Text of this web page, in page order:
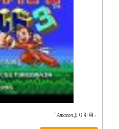
「Amazonより引用」